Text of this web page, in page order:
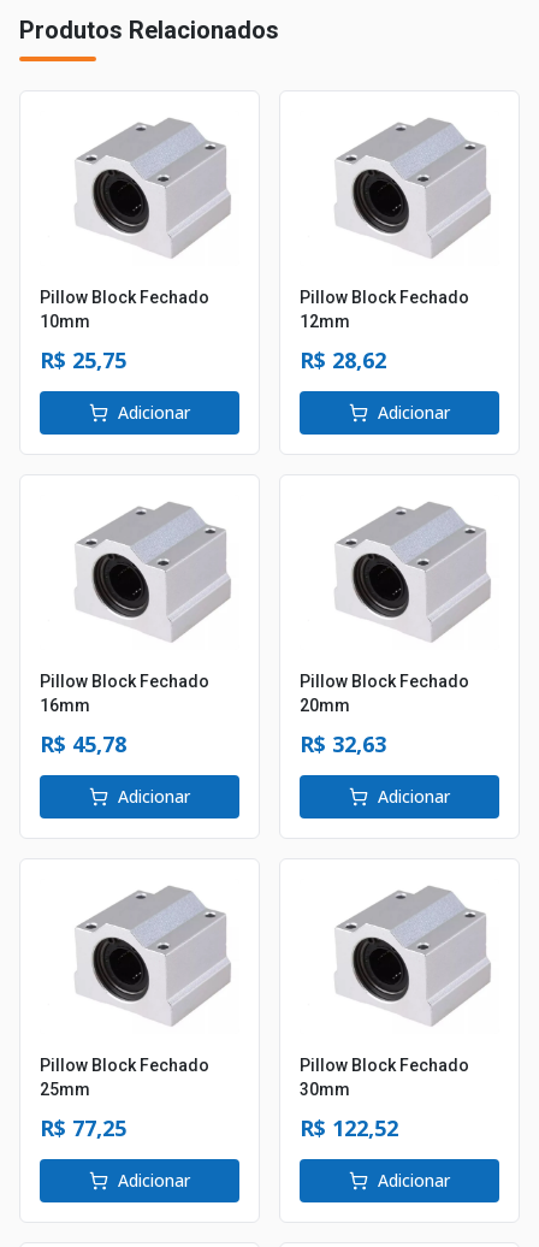
Produtos Relacionados
Pillow Block Fechado
10mm
R$ 25,75
Adicionar
Pillow Block Fechado
12mm
R$ 28,62
Adicionar
Pillow Block Fechado
16mm
R$ 45,78
Adicionar
Pillow Block Fechado
20mm
R$ 32,63
Adicionar
Pillow Block Fechado
25mm
R$ 77,25
Adicionar
Pillow Block Fechado
30mm
R$ 122,52
Adicionar